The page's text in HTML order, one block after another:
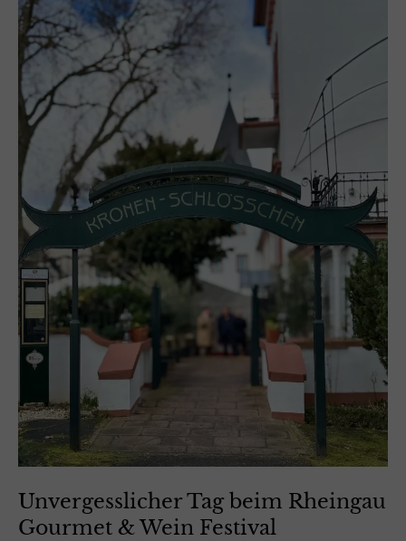
Unvergesslicher Tag beim Rheingau
Gourmet & Wein Festival